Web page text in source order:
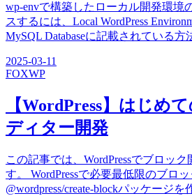
wp-envで構築したローカル開発環境
スするには、Local WordPress
MySQL Databaseに記載されている方
2025-03-11
FOXWP
【WordPress】はじめ
ディター開発
この記事では、WordPressでブロッ
す。 WordPressで必要最低限のブロ
@wordpress/create-blockパッケージ